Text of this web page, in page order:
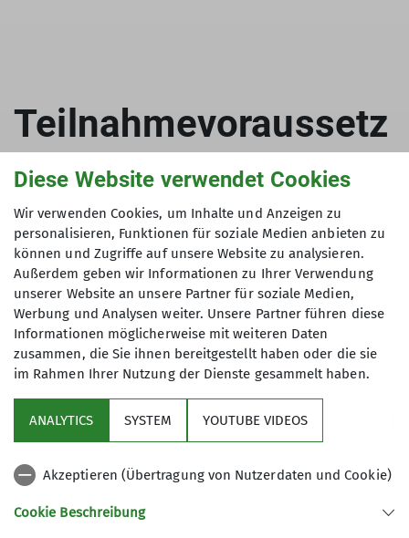
Teilnahmevoraussetz
ungen
Voraussetzung für die Teilnahme an unseren
Gymnastik-Angeboten ist die Mitgliedschaft in
Skiclub oder Alpenverein.
Wer sich noch nicht sicher ist, darf dreimal
teilnehmen, bevor er den Mitgliedsantrag –
erhältlich bei den Übungsleitern – ausfüllt.
Nützliche Links
Diese Website verwendet Cookies
Wir verwenden Cookies, um Inhalte und Anzeigen zu
personalisieren, Funktionen für soziale Medien anbieten zu
können und Zugriffe auf unsere Website zu analysieren.
Außerdem geben wir Informationen zu Ihrer Verwendung
unserer Website an unsere Partner für soziale Medien,
Werbung und Analysen weiter. Unsere Partner führen diese
Informationen möglicherweise mit weiteren Daten
zusammen, die Sie ihnen bereitgestellt haben oder die sie
im Rahmen Ihrer Nutzung der Dienste gesammelt haben.
ANALYTICS SYSTEM YOUTUBE VIDEOS
Akzeptieren (Übertragung von Nutzerdaten und Cookie)
Cookie Beschreibung